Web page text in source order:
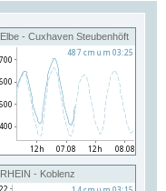
Elbe - Cuxhaven Steubenhöft
RHEIN - Koblenz